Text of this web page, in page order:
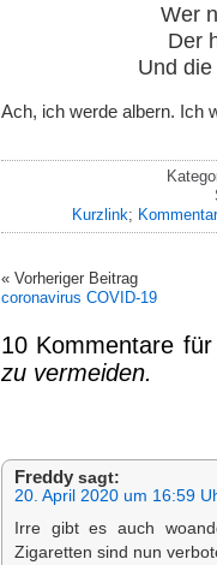
Wer
Der
Und
Ach, ich werde albern. Ich
Kurzlink;
« Vorheriger Beitrag
coronavirus COVID-19
10 Kommentare
zu vermeiden.
Freddy sagt:
20. April 2020 um 16:59
Irre gibt es auch
Zigaretten sind nun